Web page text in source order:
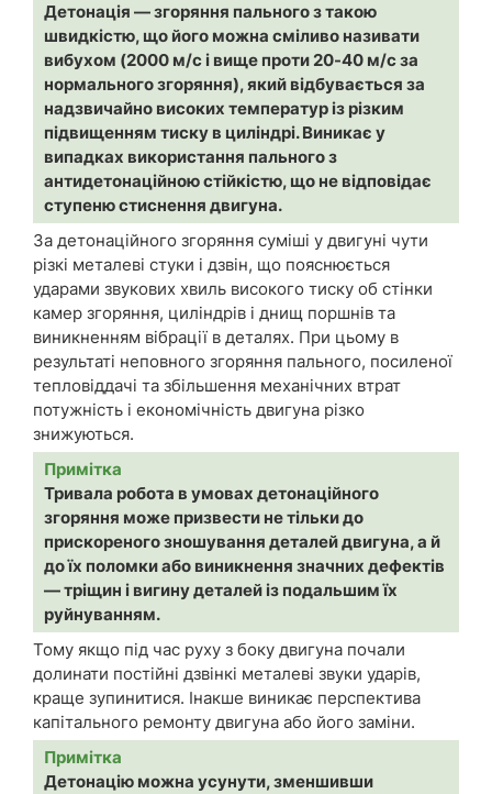
Детонація — згоряння пального з такою
швидкістю, що його можна сміливо називати
вибухом (2000 м/с і вище проти 20-40 м/с за
нормального згоряння), який відбувається за
надзвичайно високих температур із різким
підвищенням тиску в циліндрі. Виникає у
випадках використання пального з
антидетонаційною стійкістю, що не відповідає
ступеню стиснення двигуна.
За детонаційного згоряння суміші у двигуні чути
різкі металеві стуки і дзвін, що пояснюється
ударами звукових хвиль високого тиску об стінки
камер згоряння, циліндрів і днищ поршнів та
виникненням вібрації в деталях. При цьому в
результаті неповного згоряння пального, посиленої
тепловіддачі та збільшення механічних втрат
потужність і економічність двигуна різко
знижуються.
Примітка
Тривала робота в умовах детонаційного
згоряння може призвести не тільки до
прискореного зношування деталей двигуна, а й
до їх поломки або виникнення значних дефектів
— тріщин і вигину деталей із подальшим їх
руйнуванням.
Тому якщо під час руху з боку двигуна почали
долинати постійні дзвінкі металеві звуки ударів,
краще зупинитися. Інакше виникає перспектива
капітального ремонту двигуна або його заміни.
Примітка
Детонацію можна усунути, зменшивши